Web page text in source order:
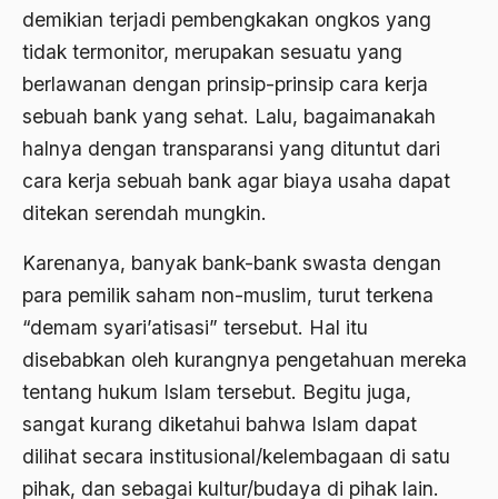
demikian terjadi pembengkakan ongkos yang
tidak termonitor, merupakan sesuatu yang
berlawanan dengan prinsip-prinsip cara kerja
sebuah bank yang sehat. Lalu, bagaimanakah
halnya dengan transparansi yang dituntut dari
cara kerja sebuah bank agar biaya usaha dapat
ditekan serendah mungkin.
Karenanya, banyak bank-bank swasta dengan
para pemilik saham non-muslim, turut terkena
“demam syari’atisasi” tersebut. Hal itu
disebabkan oleh kurangnya pengetahuan mereka
tentang hukum Islam tersebut. Begitu juga,
sangat kurang diketahui bahwa Islam dapat
dilihat secara institusional/kelembagaan di satu
pihak, dan sebagai kultur/budaya di pihak lain.
Alternatif Moral
Alternatif Nilai
Alumni Sayid Al-Maliki
Alvin W. Gouldner
Amar Ma'ruf Nahi Munkar
Ambivalen
ambon
Amerika
amerika latin